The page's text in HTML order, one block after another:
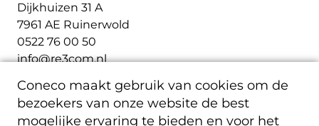
Coneco maakt gebruik van cookies om de
bezoekers van onze website de best
mogelijke ervaring te bieden en voor het
Dijkhuizen 31 A
7961 AE Ruinerwold
0522 76 00 50
info@re3com.nl